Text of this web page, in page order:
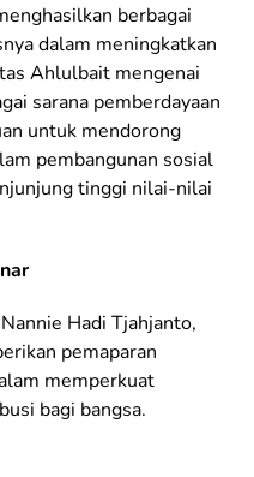
berbagai
dalam meningkatkan
Ahlulbait mengenai
sarana pemberdayaan
untuk mendorong
pembangunan sosial
tinggi nilai-nilai
Hadi Tjahjanto,
pemaparan
memperkuat
bagi bangsa.